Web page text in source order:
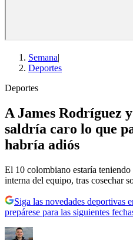
Semana|
Deportes
Deportes
A James Rodríguez
saldría caro lo que
habría adiós
El 10 colombiano estaría
interna del equipo, tras cosechar
Siga las novedades deportivas
prepárese para las siguientes